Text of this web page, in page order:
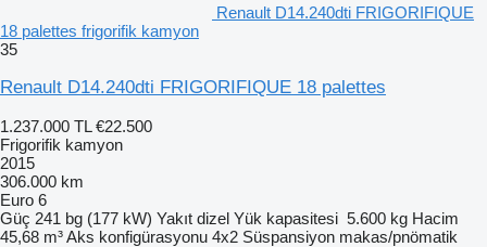
Renault D14.240dti FRIGORIFIQUE
18 palettes frigorifik kamyon
35
Renault D14.240dti FRIGORIFIQUE 18 palettes
1.237.000 TL €22.500
Frigorifik kamyon
2015
306.000 km
Euro 6
Güç 241 bg (177 kW) Yakıt dizel Yük kapasitesi 5.600 kg Hacim
45,68 m³Aks konfigürasyonu 4x2 Süspansiyon makas/pnömatik